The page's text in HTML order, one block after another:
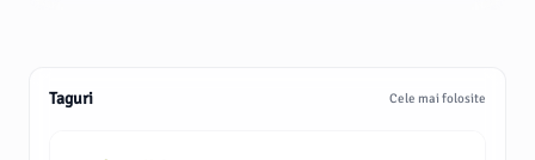
Taguri Cele mai folosite